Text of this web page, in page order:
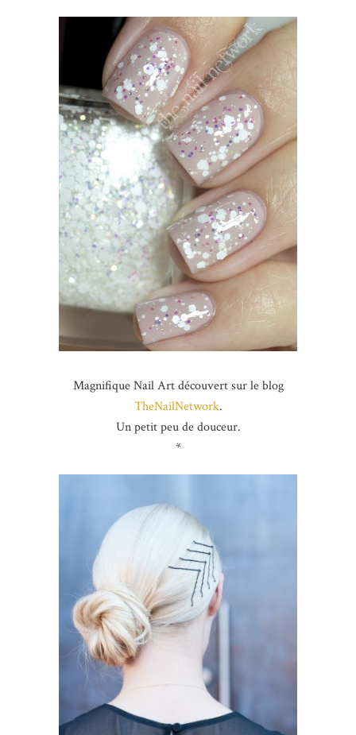
Magnifique Nail Art découvert sur le blog
TheNailNetwork.
Un petit peu de douceur.
*